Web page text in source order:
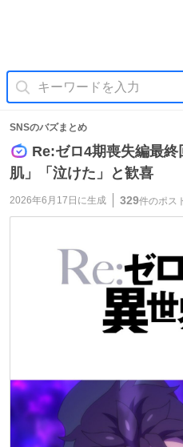
SNSのバズまとめ
Re:ゼロ4期喪失編最
肌」「泣けた」と歓喜
2026年6月17日 に生成 329件のポス